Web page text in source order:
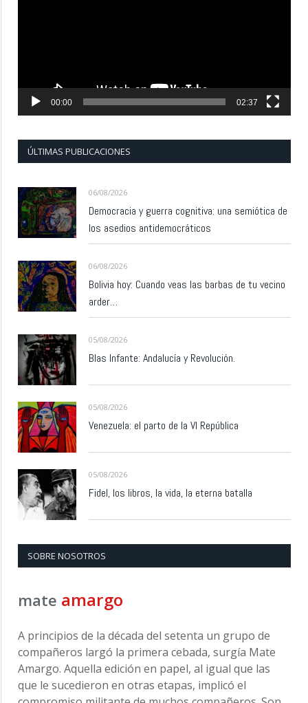
00:00 02:37
ÚLTIMAS PUBLICACIONES
06/08/2026
Democracia y guerra cognitiva: una semiótica de
los asedios antidemocráticos
06/08/2026
Bolivia hoy: Cuando veas las barbas de tu vecino
arder…
05/08/2026
Blas Infante: Andalucía y Revolución.
05/08/2026
Venezuela: el parto de la VI República
05/08/2026
Fidel, los libros, la vida, la eterna batalla
SOBRE NOSOTROS
mate amargo
A principios de la década del setenta un grupo de
compañeros largó la primera cebada, surgía Mate
Amargo. Aquella edición en papel, al igual que las
que le sucedieron en otras etapas, implicó el